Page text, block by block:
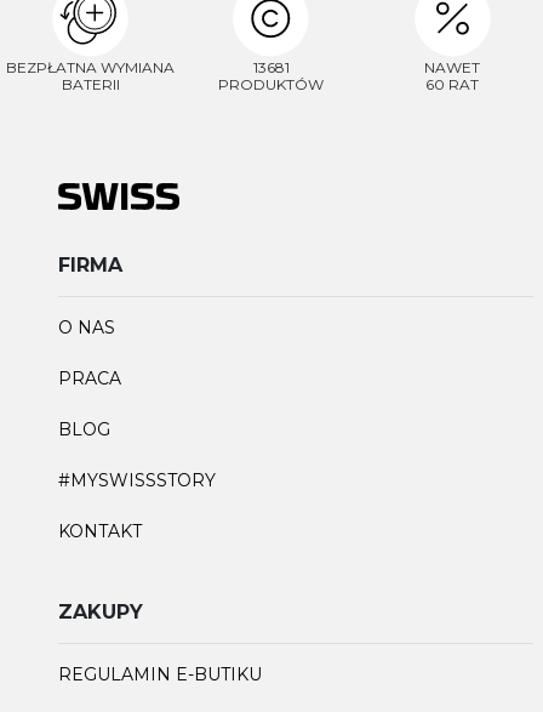
BEZPŁATNA WYMIANA
BATERII
13681
PRODUKTÓW
NAWET
60 RAT
FIRMA
O NAS
PRACA
BLOG
#MYSWISSSTORY
KONTAKT
ZAKUPY
REGULAMIN E-BUTIKU